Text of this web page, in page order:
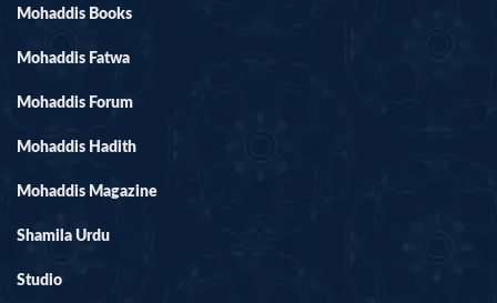
Mohaddis Books
Mohaddis Fatwa
Mohaddis Forum
Mohaddis Hadith
Mohaddis Magazine
Shamila Urdu
Studio